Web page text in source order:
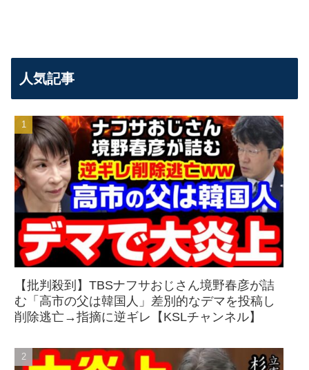
人気記事
【批判殺到】TBSナフサおじさん境野春彦が詰
む「高市の父は韓国人」差別的なデマを投稿し
削除逃亡→指摘に逆ギレ【KSLチャンネル】